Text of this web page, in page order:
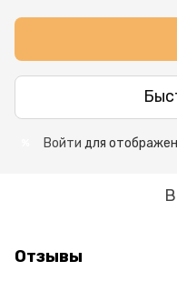
Войти для
Отзывы